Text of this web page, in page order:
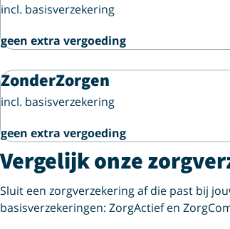
incl. basisverzekering
geen extra vergoeding
ZonderZorgen
incl. basisverzekering
geen extra vergoeding
Vergelijk onze
Sluit een zorgverzekering af die past bij
basisverzekeringen: ZorgActief en